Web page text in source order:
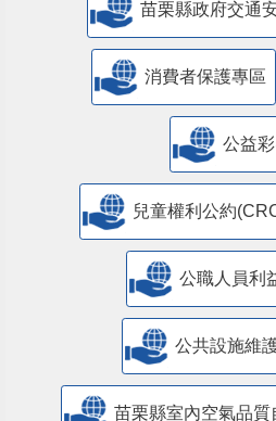
消費者保護專區
公益
兒童權利公約
公職人員利
公共設施維
苗栗縣室內空氣品